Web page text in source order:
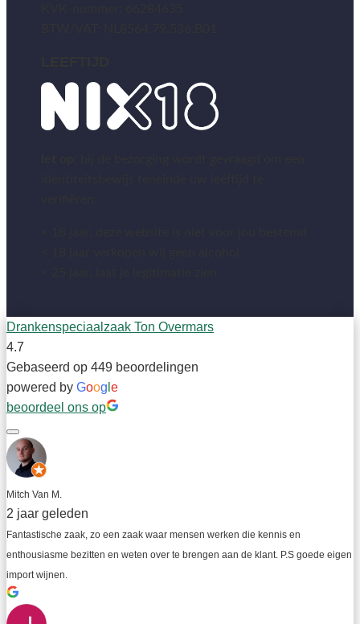
Drankenspeciaalzaak Ton Overmars
4.7
Gebaseerd op 449 beoordelingen
powered by Goog e
beoordeel ons op
Mitch Van M.
2 jaar geleden
Fantastische zaak, zo een zaak waar mensen werken die kennis en
enthousiasme bezitten en weten over te brengen aan de klant. P.S goede eigen
import wijnen.